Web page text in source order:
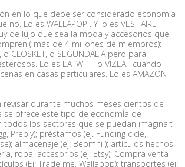
en lo que debe ser considerado economí­a
Lo es WALLAPOP . Y lo es VESTIAIRE
de lujo que sea la moda y accesorios que
( más de 4 millones de miembros):
CLOSKET, o SEGUNDALIA pero para
Lo es EATWITH o VIZEAT cuando
en casas particulares. Lo es AMAZON
durante muchos meses cientos de
ofrece este tipo de economÍ­a de
todos los sectores que se puedan imaginar:
Preply); préstamos (ej. Funding cicle,
almacenaje (ej: Beomni ); artí­culos hechos
ropa, accesorios (ej: Etsy); Compra venta
(Ej: Trade me, Wallapop); transportes (ej: